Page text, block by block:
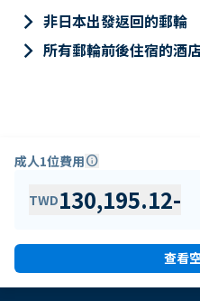
keyboard_arrow_right 非日本出發返回的郵輪
keyboard_arrow_right 所有郵輪前後住宿的酒
成人1位費用info
TWD130,195.12-
查看